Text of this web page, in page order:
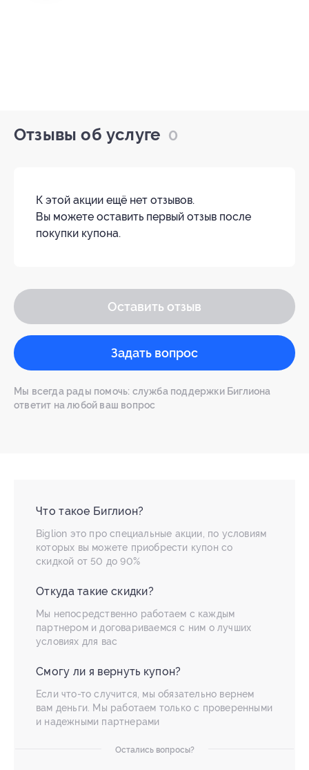
Отзывы об услуге 0
К этой акции ещё нет отзывов.
Вы можете оставить первый отзыв после
покупки купона.
Оставить отзыв
Задать вопрос
Мы всегда рады помочь: служба поддержки Биглиона
ответит на любой ваш вопрос
Что такое Биглион?
Biglion это про специальные акции, по условиям
которых вы можете приобрести купон со
скидкой от 50 до 90%
Откуда такие скидки?
Мы непосредственно работаем с каждым
партнером и договариваемся с ним о лучших
условиях для вас
Смогу ли я вернуть купон?
Если что-то случится, мы обязательно вернем
вам деньги. Мы работаем только с проверенными
и надежными партнерами
Остались вопросы?